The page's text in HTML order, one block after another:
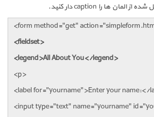
از المان ها را captionدار کنید.
<form method="get"
<fieldset>
<legend>All About You</legend>
<p>
<label for="yourname">Enter your name:</
<input type="text" name="yourname"